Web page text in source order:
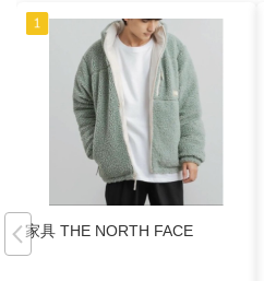
家具 THE NORTH FACE